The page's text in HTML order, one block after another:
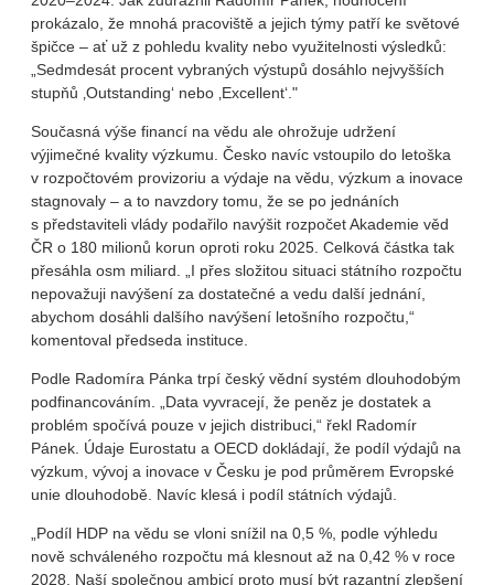
prokázalo, že mnohá pracoviště a jejich týmy patří ke světové
špičce – ať už z pohledu kvality nebo využitelnosti výsledků:
„Sedmdesát procent vybraných výstupů dosáhlo nejvyšších
stupňů ‚Outstanding‘ nebo ‚Excellent‘."
Současná výše financí na vědu ale ohrožuje udržení
výjimečné kvality výzkumu. Česko navíc vstoupilo do letoška
v rozpočtovém provizoriu a výdaje na vědu, výzkum a inovace
stagnovaly – a to navzdory tomu, že se po jednáních
s představiteli vlády podařilo navýšit rozpočet Akademie věd
ČR o 180 milionů korun oproti roku 2025. Celková částka tak
přesáhla osm miliard. „I přes složitou situaci státního rozpočtu
nepovažuji navýšení za dostatečné a vedu další jednání,
abychom dosáhli dalšího navýšení letošního rozpočtu,“
komentoval předseda instituce.
Podle Radomíra Pánka trpí český vědní systém dlouhodobým
podfinancováním. „Data vyvracejí, že peněz je dostatek a
problém spočívá pouze v jejich distribuci,“ řekl Radomír
Pánek. Údaje Eurostatu a OECD dokládají, že podíl výdajů na
výzkum, vývoj a inovace v Česku je pod průměrem Evropské
unie dlouhodobě. Navíc klesá i podíl státních výdajů.
„Podíl HDP na vědu se vloni snížil na 0,5 %, podle výhledu
nově schváleného rozpočtu má klesnout až na 0,42 % v roce
2028. Naší společnou ambicí proto musí být razantní zlepšení